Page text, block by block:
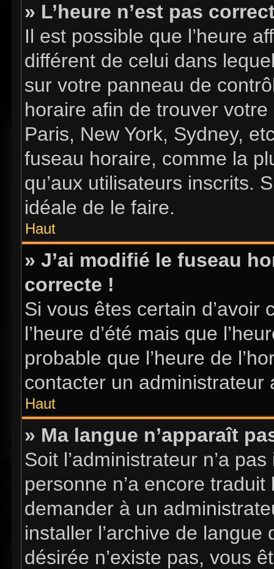
» L’heure n’est pas
Il est possible que l’heure
différent de celui dans
sur votre panneau de
horaire afin de trouver
Paris, New York, Sydney,
fuseau horaire, comme la
qu’aux utilisateurs inscrits.
idéale de le faire.
Haut
» J’ai modifié le fuseau
correcte !
Si vous êtes certain
l’heure d’été mais que
probable que l’heure de
contacter un
Haut
» Ma langue n’apparaît
Soit l’administrateur n’a
personne n’a encore
demander à un
installer l’archive de
désirée n’existe pas, vous